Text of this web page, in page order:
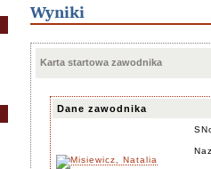
Wyniki
Karta startowa zawodnika
Dane zawodnika